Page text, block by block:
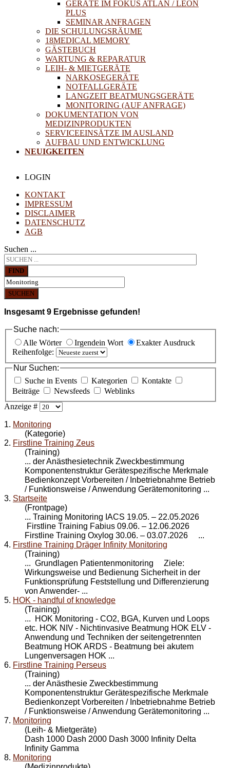
GERÄTE IM FOKUS ATLAN / LEON
PLUS
SEMINAR ANFRAGEN
DIE SCHULUNGSRÄUME
18MEDICAL MEMORY
GÄSTEBUCH
WARTUNG & REPARATUR
LEIH- & MIETGERÄTE
NARKOSEGERÄTE
NOTFALLGERÄTE
LANGZEIT BEATMUNGSGERÄTE
MONITORING (AUF ANFRAGE)
DOKUMENTATION VON
MEDIZINPRODUKTEN
SERVICEEINSÄTZE IM AUSLAND
AUFBAU UND ENTWICKLUNG
NEUIGKEITEN
LOGIN
KONTAKT
IMPRESSUM
DISCLAIMER
DATENSCHUTZ
AGB
Suchen ...
FIND
SUCHEN
Insgesamt 9 Ergebnisse gefunden!
Suche nach:
Alle Wörter
Irgendein Wort
Exakter Ausdruck
Reihenfolge:
Nur Suchen:
Suche in Events
Kategorien
Kontakte
Beiträge
Newsfeeds
Weblinks
Anzeige #
1. Monitoring
(Kategorie)
2. Firstline Training Zeus
(Training)
... der Anästhesietechnik Zweckbestimmung
Komponentenstruktur Gerätespezifische Merkmale
Bedienkonzept Vorbereiten / Inbetriebnahme Betrieb
/ Funktionsweise / Anwendung Gerätemonitoring ...
3. Startseite
(Frontpage)
... Training Monitoring IACS 19.05. – 22.05.2026
Firstline Training Fabius 09.06. – 12.06.2026
Firstline Training Oxylog 30.06. – 03.07.2026 ...
4. Firstline Training Dräger Infinity Monitoring
(Training)
... Grundlagen Patientenmonitoring Ziele:
Wirkungsweise und Bedienung Sicherheit in der
Funktionsprüfung Feststellung und Differenzierung
von Anwender- ...
5. HOK - handful of knowledge
(Training)
... HOK Monitoring - CO2, BGA, Kurven und Loops
etc. HOK NIV - Nichtinvasive Beatmung HOK ELV -
Anwendung und Techniken der seitengetrennten
Beatmung HOK ARDS - Beatmung bei akutem
Lungenversagen HOK ...
6. Firstline Training Perseus
(Training)
... der Anästhesie Zweckbestimmung
Komponentenstruktur Gerätespezifische Merkmale
Bedienkonzept Vorbereiten / Inbetriebnahme Betrieb
/ Funktionsweise / Anwendung Gerätemonitoring ...
7. Monitoring
(Leih- & Mietgeräte)
Dash 1000 Dash 2000 Dash 3000 Infinity Delta
Infinity Gamma
8. Monitoring